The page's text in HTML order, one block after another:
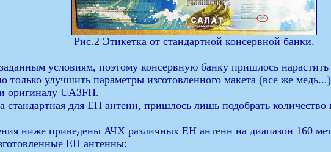
Рис.2 Этикетка от стандартной консервной банки.
условиям, поэтому консервную банку пришлось
улучшить параметры изготовленного макета (все же
оригиналу UA3FH.
стандартная для ЕН антенн, пришлось лишь подобрать
ниже приведены АЧХ различных ЕН антенн на диапазон 160
ЕН антенны: